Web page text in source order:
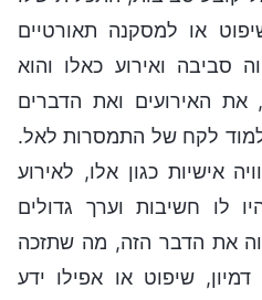
או למסקנה תאורטיים
סביבה ואירוע כאלו והוא
האירועים ואת הדברים
לקח של התמסרות לאל.
אישיות כגון אלו, לאירוע
לו חשיבות וערך גדולים
את הדבר הזה, מה שתזכה
שיפוט או אפילו ידע